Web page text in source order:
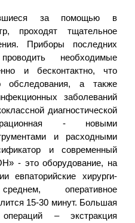
за помощью в
проходят тщательное
Приборы последних
необходимые
и бесконтактно, что
обследования, а также
заболеваний
диагностической
- новыми
и расходными
и современный
- это оборудование, на
евпаторийские хирурги-
оперативное
15-30 минут. Большая
– экстракция